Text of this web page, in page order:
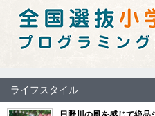
ライフスタイル